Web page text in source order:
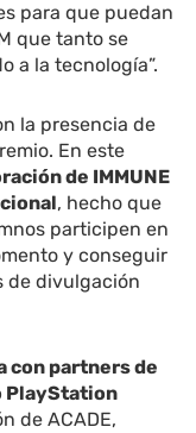
para que puedan
que tanto se
a la tecnología”.
la presencia de
En este
de IMMUNE
, hecho que
participen en
y conseguir
de divulgación
con partners de
PlayStation
de ACADE,